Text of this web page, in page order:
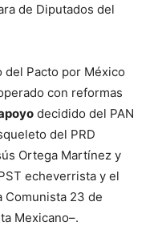
de Diputados del
del Pacto por México
con reformas
decidido del PAN
del PRD
Ortega Martínez y
echeverrista y el
Comunista 23 de
Mexicano–.